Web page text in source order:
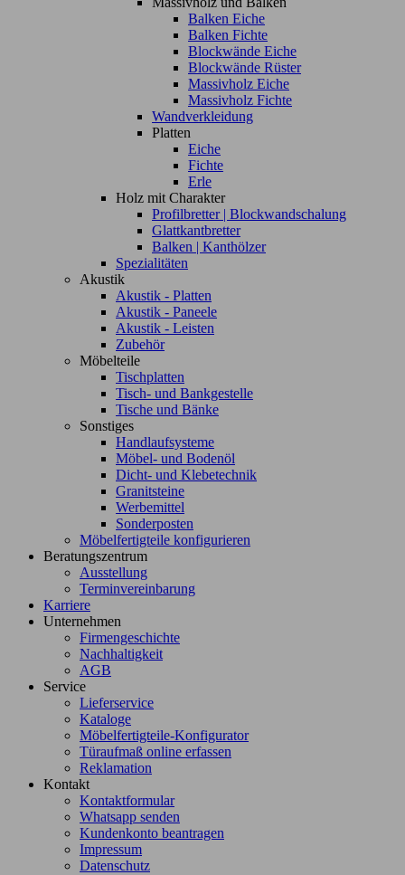
Balken Eiche
Balken Fichte
Blockwände Eiche
Blockwände Rüster
Massivholz Eiche
Massivholz Fichte
Wandverkleidung
Platten
Eiche
Fichte
Erle
Holz mit Charakter
Profilbretter | Blockwandschalung
Glattkantbretter
Balken | Kanthölzer
Spezialitäten
Akustik
Akustik - Platten
Akustik - Paneele
Akustik - Leisten
Zubehör
Möbelteile
Tischplatten
Tisch- und Bankgestelle
Tische und Bänke
Sonstiges
Handlaufsysteme
Möbel- und Bodenöl
Dicht- und Klebetechnik
Granitsteine
Werbemittel
Sonderposten
Möbelfertigteile konfigurieren
Beratungszentrum
Ausstellung
Terminvereinbarung
Karriere
Unternehmen
Firmengeschichte
Nachhaltigkeit
AGB
Service
Lieferservice
Kataloge
Möbelfertigteile-Konfigurator
Türaufmaß online erfassen
Reklamation
Kontakt
Kontaktformular
Whatsapp senden
Kundenkonto beantragen
Impressum
Datenschutz